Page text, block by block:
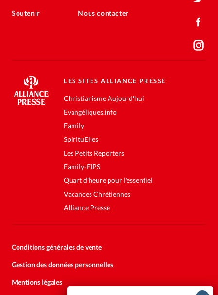
Soutenir Nous contacter
LES SITES ALLIANCE PRESSE
Christianisme Aujourd'hui
Evangéliques.info
Family
SpirituElles
Les Petits Reporters
Family-FIPS
Quart d'heure pour l'essentiel
Vacances Chrétiennes
Alliance Presse
Conditions générales de vente
Gestion des données personnelles
Mentions légales